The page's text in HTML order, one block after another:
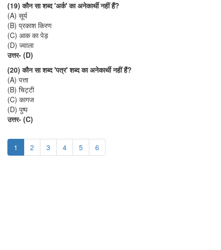
(19) कौन सा शब्द 'अर्क' का अनेकार्थी नहीं हैं?
(A) सूर्य
(B) प्रकाश किरण
(C) आक का पेड़
(D) ज्वाला
उत्तर- (D)
(20) कौन सा शब्द 'पत्र' शब्द का अनेकार्थी नहीं हैं?
(A) पत्ता
(B) चिट्टी
(C) कागज
(D) पुष्प
उत्तर- (C)
1 2 3 4 5 6